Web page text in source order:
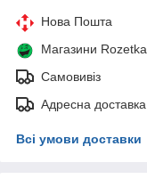
Нова Пошта
Магазини Rozetka
Самовивіз
Адресна доставка
Всі умови доставки